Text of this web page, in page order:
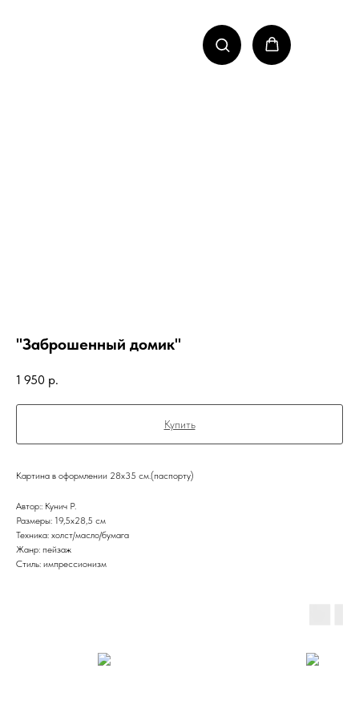
"Заброшенный домик"
1 950 р.
Купить
Картина в оформлении 28х35 см.(паспорту)
Автор:: Кунич Р.
Размеры: 19,5x28,5 см
Техника: холст/масло/бумага
Жанр: пейзаж
Стиль: импрессионизм